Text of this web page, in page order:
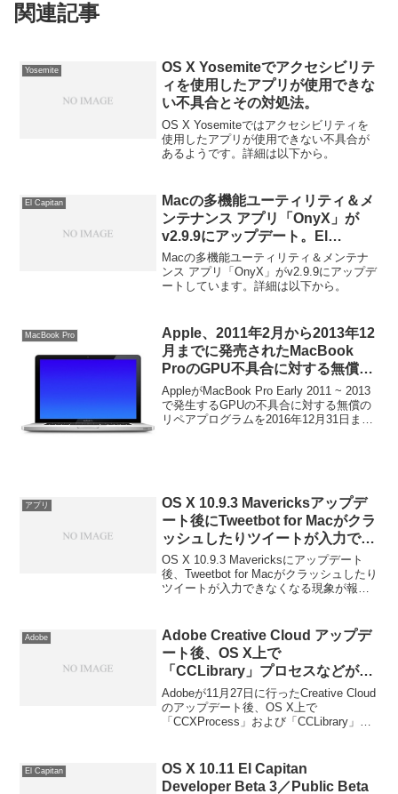
関連記事
Yosemite
OS X Yosemiteでアクセシビリテ
ィを使用したアプリが使用できな
い不具合とその対処法。
OS X Yosemiteではアクセシビリティを
使用したアプリが使用できない不具合が
あるようです。詳細は以下から。
El Capitan
Macの多機能ユーティリティ＆メ
ンテナンス アプリ「OnyX」が
v2.9.9にアップデート。El
Capitanに対応した「OnyX」も
後日公開予定。
Macの多機能ユーティリティ＆メンテナ
ンス アプリ「OnyX」がv2.9.9にアップデ
ートしています。詳細は以下から。
MacBook Pro
Apple、2011年2月から2013年12
月までに発売されたMacBook
ProのGPU不具合に対する無償の
リペアプログラムを2016年12月
31日まで延長。
AppleがMacBook Pro Early 2011 ~ 2013
で発生するGPUの不具合に対する無償の
リペアプログラムを2016年12月31日まで
アプリ
OS X 10.9.3 Mavericksアップデ
ート後にTweetbot for Macがクラ
ッシュしたりツイートが入力でき
ない場合の対処法。
OS X 10.9.3 Mavericksにアップデート
後、Tweetbot for Macがクラッシュしたり
ツイートが入力できなくなる現象が報告
Adobe
Adobe Creative Cloud アップデ
ート後、OS X上で
「CCLibrary」プロセスなどが
CPU使用率を増加させる問題につ
いて新たな回避方法が公開。
Adobeが11月27日に行ったCreative Cloud
のアップデート後、OS X上で
「CCXProcess」および「CCLibrary」プ
は以下から。
El Capitan
OS X 10.11 El Capitan
Developer Beta 3／Public Beta